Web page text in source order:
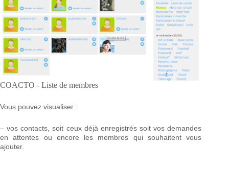
COACTO - Liste de membres
Vous pouvez visualiser :
– vos contacts, soit ceux déjà enregistrés soit vos demandes
en attentes ou encore les membres qui souhaitent vous
ajouter.